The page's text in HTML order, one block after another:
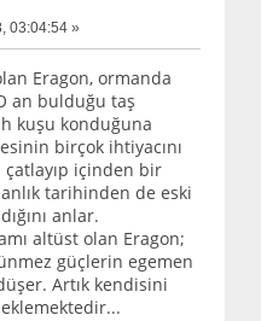
03:04:54 »
Eragon, ormanda
an bulduğu taş
kuşu konduğuna
birçok ihtiyacını
çatlayıp içinden bir
tarihinden de eski
anlar.
altüst olan Eragon;
güçlerin egemen
Artık kendisini